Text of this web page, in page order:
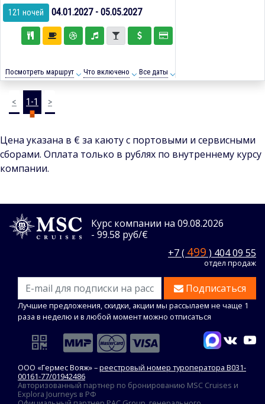
121 ночей 04.01.2027 - 05.05.2027
Посмотреть маршрут Что включено Все даты
< 1-1 >
Цена указана в € за каюту с портовыми и сервисными
сборами. Оплата только в рублях по внутреннему курсу
компании.
Курс компании на 09.08.2026
- 99.58 руб/€
+7 ( 499 ) 404 09 55
отдел продаж
Подписаться
Лучшие предложения, скидки, акции мы рассылаем не чаще 1
раза в неделю и в любой момент можно отписаться
ООО «Гермес Вояж» –реестровый номер туроператора В031-
00161-77/01942486
Авторизованный партнер по бронированию MSC Cruises и
Explora Journeys в РФ